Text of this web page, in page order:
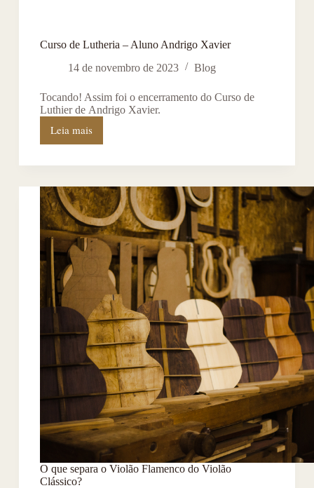
Curso de Lutheria – Aluno Andrigo Xavier
14 de novembro de 2023
Blog
Tocando! Assim foi o encerramento do Curso de
Luthier de Andrigo Xavier.
Leia mais
O que separa o Violão Flamenco do Violão
Clássico?